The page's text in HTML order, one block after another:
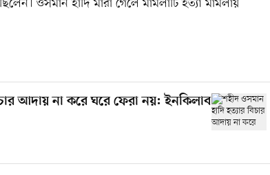
ওসমান হাদি মারা গেলে মামলাটি হত্যা মামলায়
আদায় না করে ঘরে ফেরা নয়: ইনকিলাব